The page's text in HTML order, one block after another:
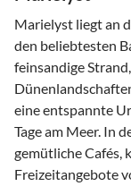
Marielyst liegt an
den beliebtesten
feinsandige
eine entspannte
Tage am Meer. In
gemütliche Cafés,
Freizeitangebote